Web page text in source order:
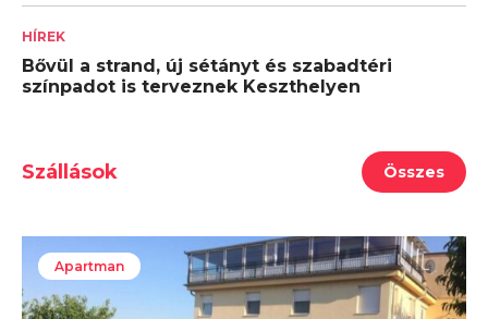
HÍREK
Bővül a strand, új sétányt és szabadtéri
színpadot is terveznek Keszthelyen
Szállások Összes
Apartman